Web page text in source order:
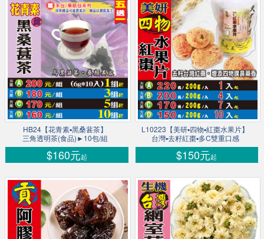
HB24【花青素▪黑桑葚茶】
三角透明茶(食品)►10包/組
$160元起
L10223【美研▪四物▪紅棗水果片】
台灣▪去籽紅棗▪多C雙重口感
$150元起